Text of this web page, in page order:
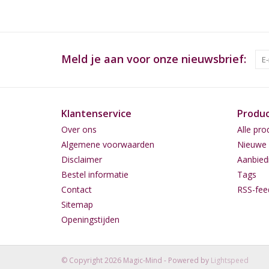
Meld je aan voor onze nieuwsbrief:
Klantenservice
Over ons
Algemene voorwaarden
Disclaimer
Bestel informatie
Contact
Sitemap
Openingstijden
Alle
Tags
RSS-
© Copyright 2026 Magic-Mind - Powered by Lightspeed